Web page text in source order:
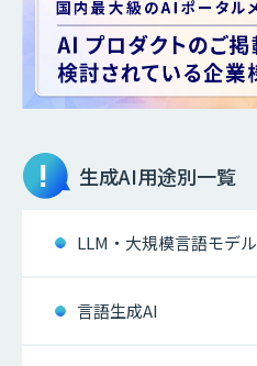
生成AI用途別一覧
LLM・大規模言語モデル
言語生成AI